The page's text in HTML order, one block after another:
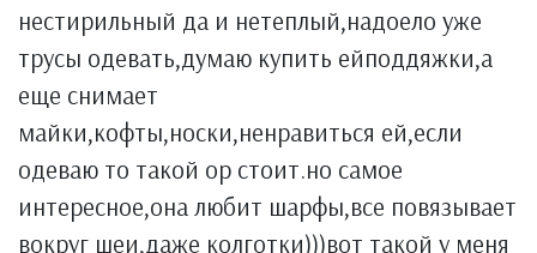
нестирильный да и нетеплый,надоело уже
трусы одевать,думаю купить ейподдяжки,а
еще снимает
майки,кофты,носки,ненравиться ей,если
одеваю то такой ор стоит.но самое
интересное,она любит шарфы,все повязывает
вокруг шеи,даже колготки)))вот такой у меня